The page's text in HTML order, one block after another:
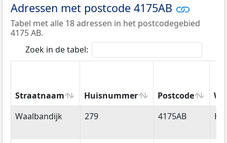
Adressen met postcode 4175AB
Tabel met alle 18 adressen in het postcodegebied
4175 AB.
Zoek in de tabel:
Straatnaam Huisnummer Postcode
Straatnaam
Huisnummer Postcode
Waalbandijk 279 4175AB